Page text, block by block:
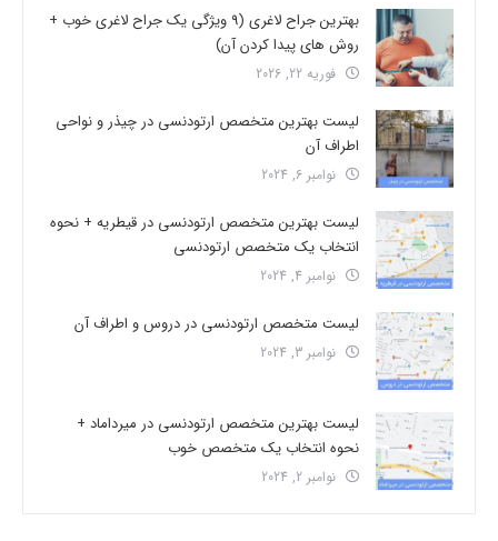
بهترین جراح لاغری (9 ویژگی یک جراح لاغری خوب +
روش های پیدا کردن آن)
فوریه 22, 2026
لیست بهترین متخصص ارتودنسی در چیذر و نواحی
اطراف آن
نوامبر 6, 2024
لیست بهترین متخصص ارتودنسی در قیطریه + نحوه
انتخاب یک متخصص ارتودنسی
نوامبر 4, 2024
لیست متخصص ارتودنسی در دروس و اطراف آن
نوامبر 3, 2024
لیست بهترین متخصص ارتودنسی در میرداماد +
نحوه انتخاب یک متخصص خوب
نوامبر 2, 2024